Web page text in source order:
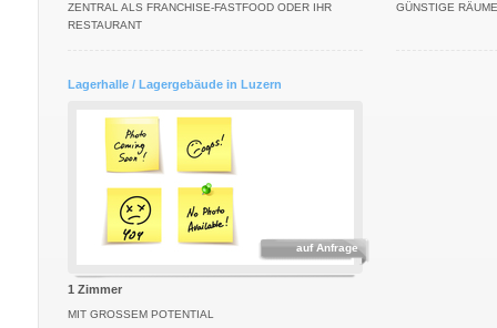
ZENTRAL ALS FRANCHISE-FASTFOOD ODER IHR
RESTAURANT
GÜNSTIGE
Lagerhalle / Lagergebäude in Luzern
auf Anfrage
1 Zimmer
MIT GROSSEM POTENTIAL